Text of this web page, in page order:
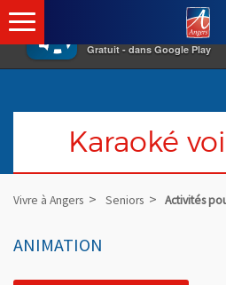
×
Gratuit - dans Google Play
Karaoké
Vivre à Angers Seniors Activités
ANIMATION